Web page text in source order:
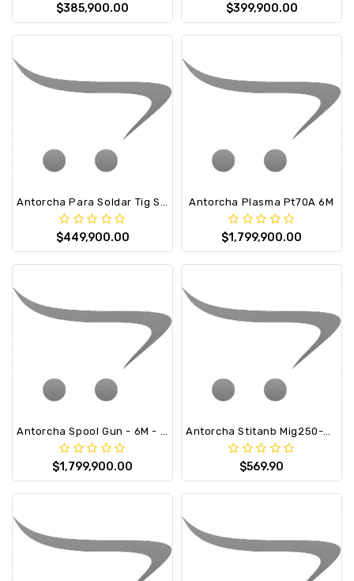
$385,900.00 $399,900.00
$449,900.00
Antorcha Plasma Pt70A 6M
$1,799,900.00
$1,799,900.00 $569.90